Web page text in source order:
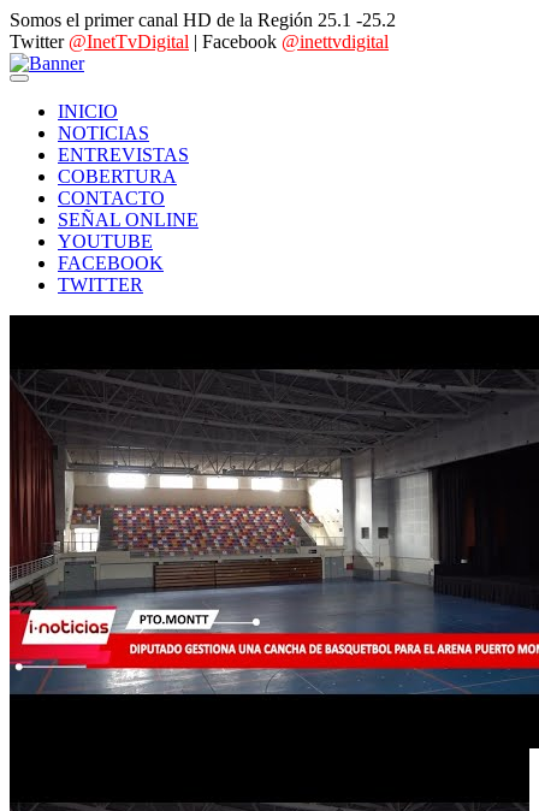
Somos el primer canal HD de la Región 25.1 -25.2
Twitter @InetTvDigital | Facebook @inettvdigital
INICIO
NOTICIAS
ENTREVISTAS
COBERTURA
CONTACTO
SEÑAL ONLINE
YOUTUBE
FACEBOOK
TWITTER